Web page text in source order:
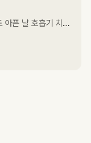
8개월 아기 육아 브이로그 | 엄마도 아프고 아기도 아픈 날 호흡기 치료 숲소리 침대 3개월 솔직 후기